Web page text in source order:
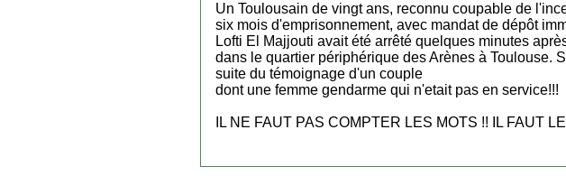
Un Toulousain de vingt ans, reconnu coupable de
six mois d'emprisonnement, avec mandat de dépôt
Lofti El Majjouti avait été arrêté quelques minutes
dans le quartier périphérique des Arènes à Toulouse.
suite du témoignage d'un couple
dont une femme gendarme qui n'etait pas en service!!!
IL NE FAUT PAS COMPTER LES MOTS !! IL FAUT